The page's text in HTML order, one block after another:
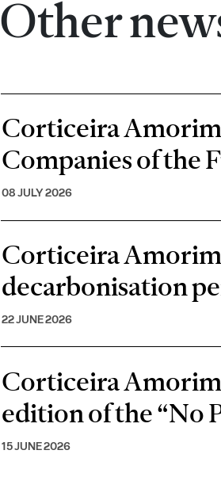
Other
Corticeira Amorim
Companies of the
08 JULY 2026
Corticeira
decarbonisation
22 JUNE 2026
Corticeira
edition of the “No
15 JUNE 2026